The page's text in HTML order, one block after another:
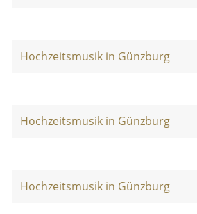
Hochzeitsmusik in Günzburg
Hochzeitsmusik in Günzburg
Hochzeitsmusik in Günzburg